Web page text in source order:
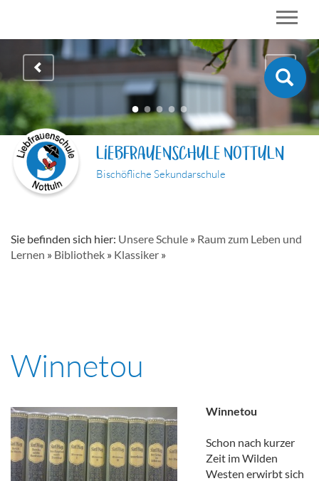
LIEBFRAUENSCHULE NOTTULN
Bischöfliche Sekundarschule
Sie befinden sich hier: Unsere Schule » Raum zum Leben und
Lernen » Bibliothek » Klassiker »
Winnetou
Winnetou
Schon nach kurzer
Zeit im Wilden
Westen erwirbt sich